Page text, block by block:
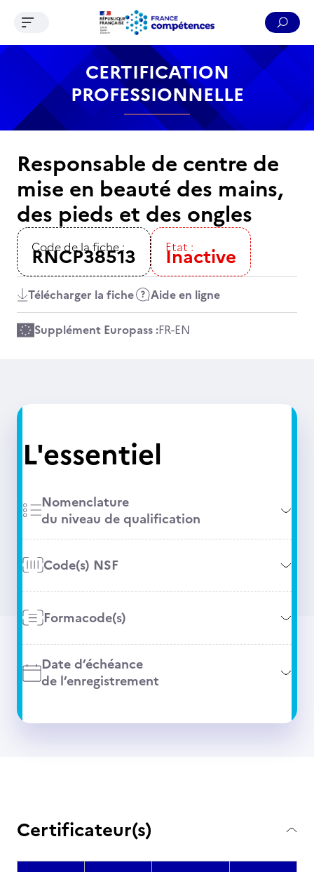
Contenu Recherche Menu Pied de page
Ouvrir le menu de navigation
CERTIFICATION
PROFESSIONNELLE
Responsable de centre de
mise en beauté des mains,
des pieds et des ongles
Code de la fiche :
RNCP38513 Etat :
Inactive
Télécharger la fiche Aide en ligne
Supplément Europass :FR-EN
L'essentiel
Nomenclature
du niveau de qualification
Code(s) NSF
Formacode(s)
Date d’échéance
de l’enregistrement
Certificateur(s)